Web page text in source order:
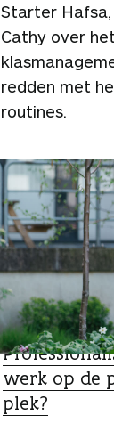
Starter Hafsa,
Cathy over
redden met
routines.
SPECIALIST
werk op de
plek?